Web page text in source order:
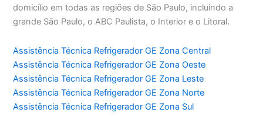
domicílio em todas as regiões de São Paulo, incluindo a
grande São Paulo, o ABC Paulista, o Interior e o Litoral.
Assistência Técnica Refrigerador GE Zona Central
Assistência Técnica Refrigerador GE Zona Oeste
Assistência Técnica Refrigerador GE Zona Leste
Assistência Técnica Refrigerador GE Zona Norte
Assistência Técnica Refrigerador GE Zona Sul